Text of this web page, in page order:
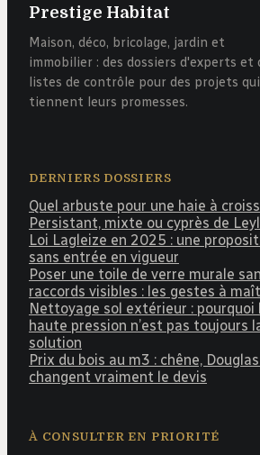
Prestige Habitat
Maison, déco, bricolage, jardin et
immobilier : des dossiers d'experts et
listes de contrôle pour des projets qui
tiennent leurs promesses.
DERNIERS DOSSIERS
Quel arbuste pour une haie à
Persistant, mixte ou cyprès de
Loi Lagleize en 2025 : une
sans entrée en vigueur
Poser une toile de verre murale
raccords visibles : les gestes à
Nettoyage sol extérieur :
haute pression n’est pas toujours
solution
Prix du bois au m3 : chêne,
changent vraiment le devis
À CONSULTER EN PRIORITÉ